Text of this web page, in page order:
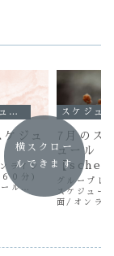
スケジュール
ジュ
ライン
０分）
ル
7月のス
ュール
【
in July
グループレ
スケジュー
面/オンラ
横スクロー
ルできます